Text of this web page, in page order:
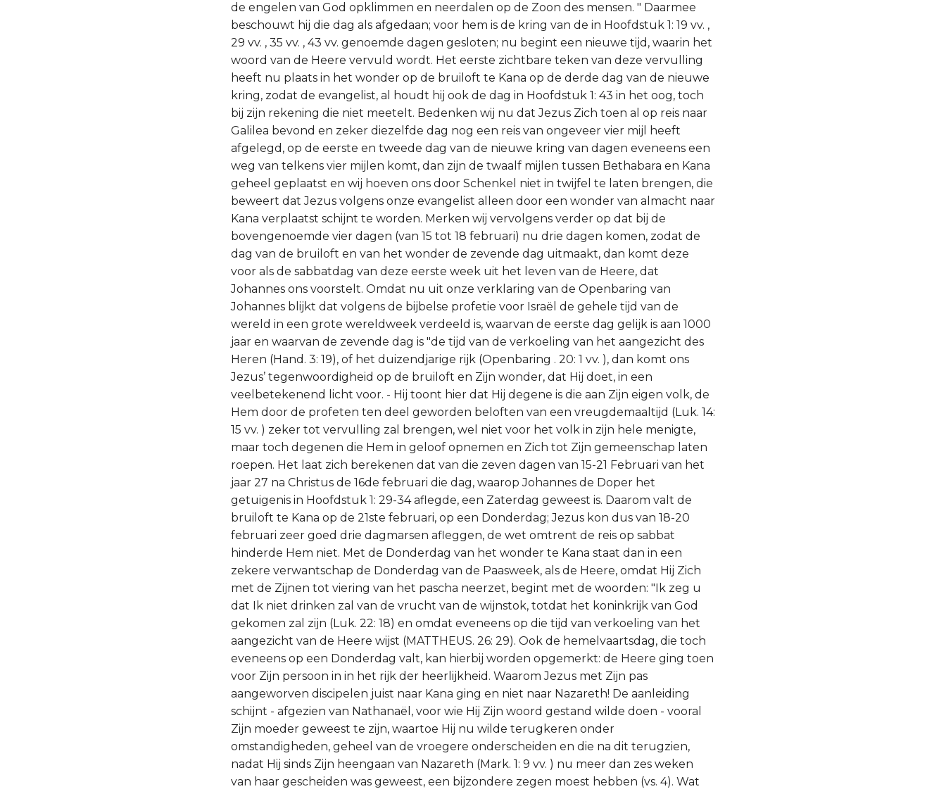
de engelen van God opklimmen en neerdalen op de Zoon des mensen. " Daarmee
beschouwt hij die dag als afgedaan; voor hem is de kring van de in Hoofdstuk 1: 19 vv. ,
29 vv. , 35 vv. , 43 vv. genoemde dagen gesloten; nu begint een nieuwe tijd, waarin het
woord van de Heere vervuld wordt. Het eerste zichtbare teken van deze vervulling
heeft nu plaats in het wonder op de bruiloft te Kana op de derde dag van de nieuwe
kring, zodat de evangelist, al houdt hij ook de dag in Hoofdstuk 1: 43 in het oog, toch
bij zijn rekening die niet meetelt. Bedenken wij nu dat Jezus Zich toen al op reis naar
Galilea bevond en zeker diezelfde dag nog een reis van ongeveer vier mijl heeft
afgelegd, op de eerste en tweede dag van de nieuwe kring van dagen eveneens een
weg van telkens vier mijlen komt, dan zijn de twaalf mijlen tussen Bethabara en Kana
geheel geplaatst en wij hoeven ons door Schenkel niet in twijfel te laten brengen, die
beweert dat Jezus volgens onze evangelist alleen door een wonder van almacht naar
Kana verplaatst schijnt te worden. Merken wij vervolgens verder op dat bij de
bovengenoemde vier dagen (van 15 tot 18 februari) nu drie dagen komen, zodat de
dag van de bruiloft en van het wonder de zevende dag uitmaakt, dan komt deze
voor als de sabbatdag van deze eerste week uit het leven van de Heere, dat
Johannes ons voorstelt. Omdat nu uit onze verklaring van de Openbaring van
Johannes blijkt dat volgens de bijbelse profetie voor Israël de gehele tijd van de
wereld in een grote wereldweek verdeeld is, waarvan de eerste dag gelijk is aan 1000
jaar en waarvan de zevende dag is "de tijd van de verkoeling van het aangezicht des
Heren (Hand. 3: 19), of het duizendjarige rijk (Openbaring . 20: 1 vv. ), dan komt ons
Jezus’ tegenwoordigheid op de bruiloft en Zijn wonder, dat Hij doet, in een
veelbetekenend licht voor. - Hij toont hier dat Hij degene is die aan Zijn eigen volk, de
Hem door de profeten ten deel geworden beloften van een vreugdemaaltijd (Luk. 14:
15 vv. ) zeker tot vervulling zal brengen, wel niet voor het volk in zijn hele menigte,
maar toch degenen die Hem in geloof opnemen en Zich tot Zijn gemeenschap laten
roepen. Het laat zich berekenen dat van die zeven dagen van 15-21 Februari van het
jaar 27 na Christus de 16de februari die dag, waarop Johannes de Doper het
getuigenis in Hoofdstuk 1: 29-34 aflegde, een Zaterdag geweest is. Daarom valt de
bruiloft te Kana op de 21ste februari, op een Donderdag; Jezus kon dus van 18-20
februari zeer goed drie dagmarsen afleggen, de wet omtrent de reis op sabbat
hinderde Hem niet. Met de Donderdag van het wonder te Kana staat dan in een
zekere verwantschap de Donderdag van de Paasweek, als de Heere, omdat Hij Zich
met de Zijnen tot viering van het pascha neerzet, begint met de woorden: "Ik zeg u
dat Ik niet drinken zal van de vrucht van de wijnstok, totdat het koninkrijk van God
gekomen zal zijn (Luk. 22: 18) en omdat eveneens op die tijd van verkoeling van het
aangezicht van de Heere wijst (MATTHEUS. 26: 29). Ook de hemelvaartsdag, die toch
eveneens op een Donderdag valt, kan hierbij worden opgemerkt: de Heere ging toen
voor Zijn persoon in in het rijk der heerlijkheid. Waarom Jezus met Zijn pas
aangeworven discipelen juist naar Kana ging en niet naar Nazareth! De aanleiding
schijnt - afgezien van Nathanaël, voor wie Hij Zijn woord gestand wilde doen - vooral
Zijn moeder geweest te zijn, waartoe Hij nu wilde terugkeren onder
omstandigheden, geheel van de vroegere onderscheiden en die na dit terugzien,
nadat Hij sinds Zijn heengaan van Nazareth (Mark. 1: 9 vv. ) nu meer dan zes weken
van haar gescheiden was geweest, een bijzondere zegen moest hebben (vs. 4). Wat